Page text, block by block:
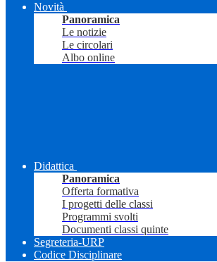
Novità
Panoramica
Le notizie
Le circolari
Albo online
Didattica
Panoramica
Offerta formativa
I progetti delle classi
Programmi svolti
Documenti classi quinte
Segreteria-URP
Codice Disciplinare